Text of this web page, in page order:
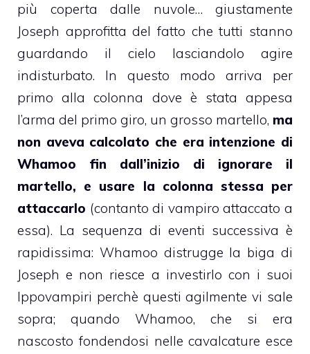
più coperta dalle nuvole… giustamente
Joseph approfitta del fatto che tutti stanno
guardando il cielo lasciandolo agire
indisturbato. In questo modo arriva per
primo alla colonna dove è stata appesa
l’arma del primo giro, un grosso martello, ma
non aveva calcolato che era intenzione di
Whamoo fin dall’inizio di ignorare il
martello, e usare la colonna stessa per
attaccarlo (contanto di vampiro attaccato a
essa). La sequenza di eventi successiva è
rapidissima: Whamoo distrugge la biga di
Joseph e non riesce a investirlo con i suoi
Ippovampiri perchè questi agilmente vi sale
sopra; quando Whamoo, che si era
nascosto fondendosi nelle cavalcature esce